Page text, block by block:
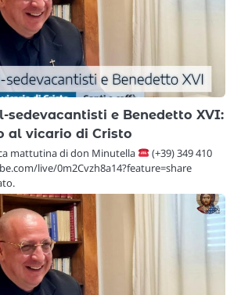
sedevacantisti e Benedetto XVI:
al vicario di Cristo
mattutina di don Minutella
(+39) 349 410
live/0m2Cvzh8a14?feature=share